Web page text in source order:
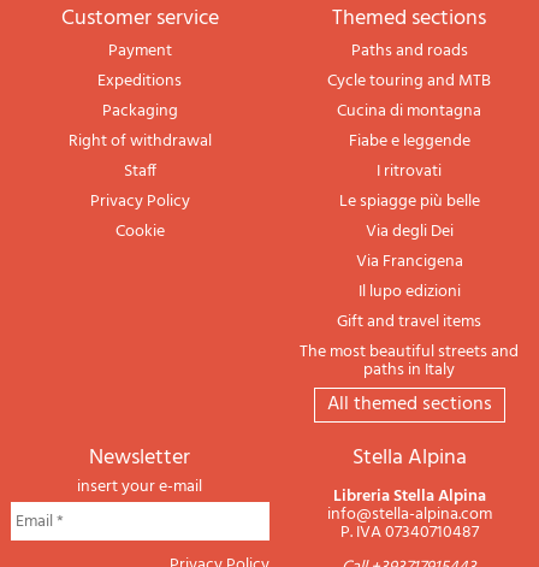
Customer service
Payment
Expeditions
Packaging
Right of withdrawal
Staff
Privacy Policy
Cookie
themed sections
Paths and roads
Cycle touring and MTB
Cucina di montagna
Fiabe e leggende
I ritrovati
Le spiagge più belle
Via degli Dei
Via Francigena
Il lupo edizioni
Gift and travel items
The most beautiful streets and
paths in Italy
All themed sections
newsletter
insert your e-mail
Stella Alpina
Libreria Stella Alpina
info@stella-alpina.com
P. IVA 07340710487